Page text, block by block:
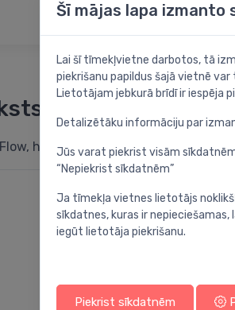
hroms
Šī mājas lapa izmanto
Lai šī tīmekļvietne darbotos, tā
piekrišanu papildus šajā vietnē
Lietotājam jebkurā brīdī ir iespēja
Detalizētāku informāciju par
Jūs varat piekrist visām
“Nepiekrist sīkdatnēm”
Ja tīmekļa vietnes lietotājs
sīkdatnes, kuras ir
iegūt lietotāja piekrišanu.
Piekrist sīkdatnēm